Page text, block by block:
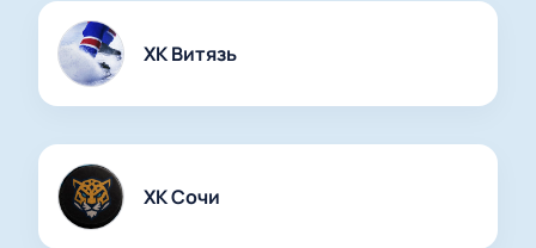
ХК Витязь
ХК Сочи